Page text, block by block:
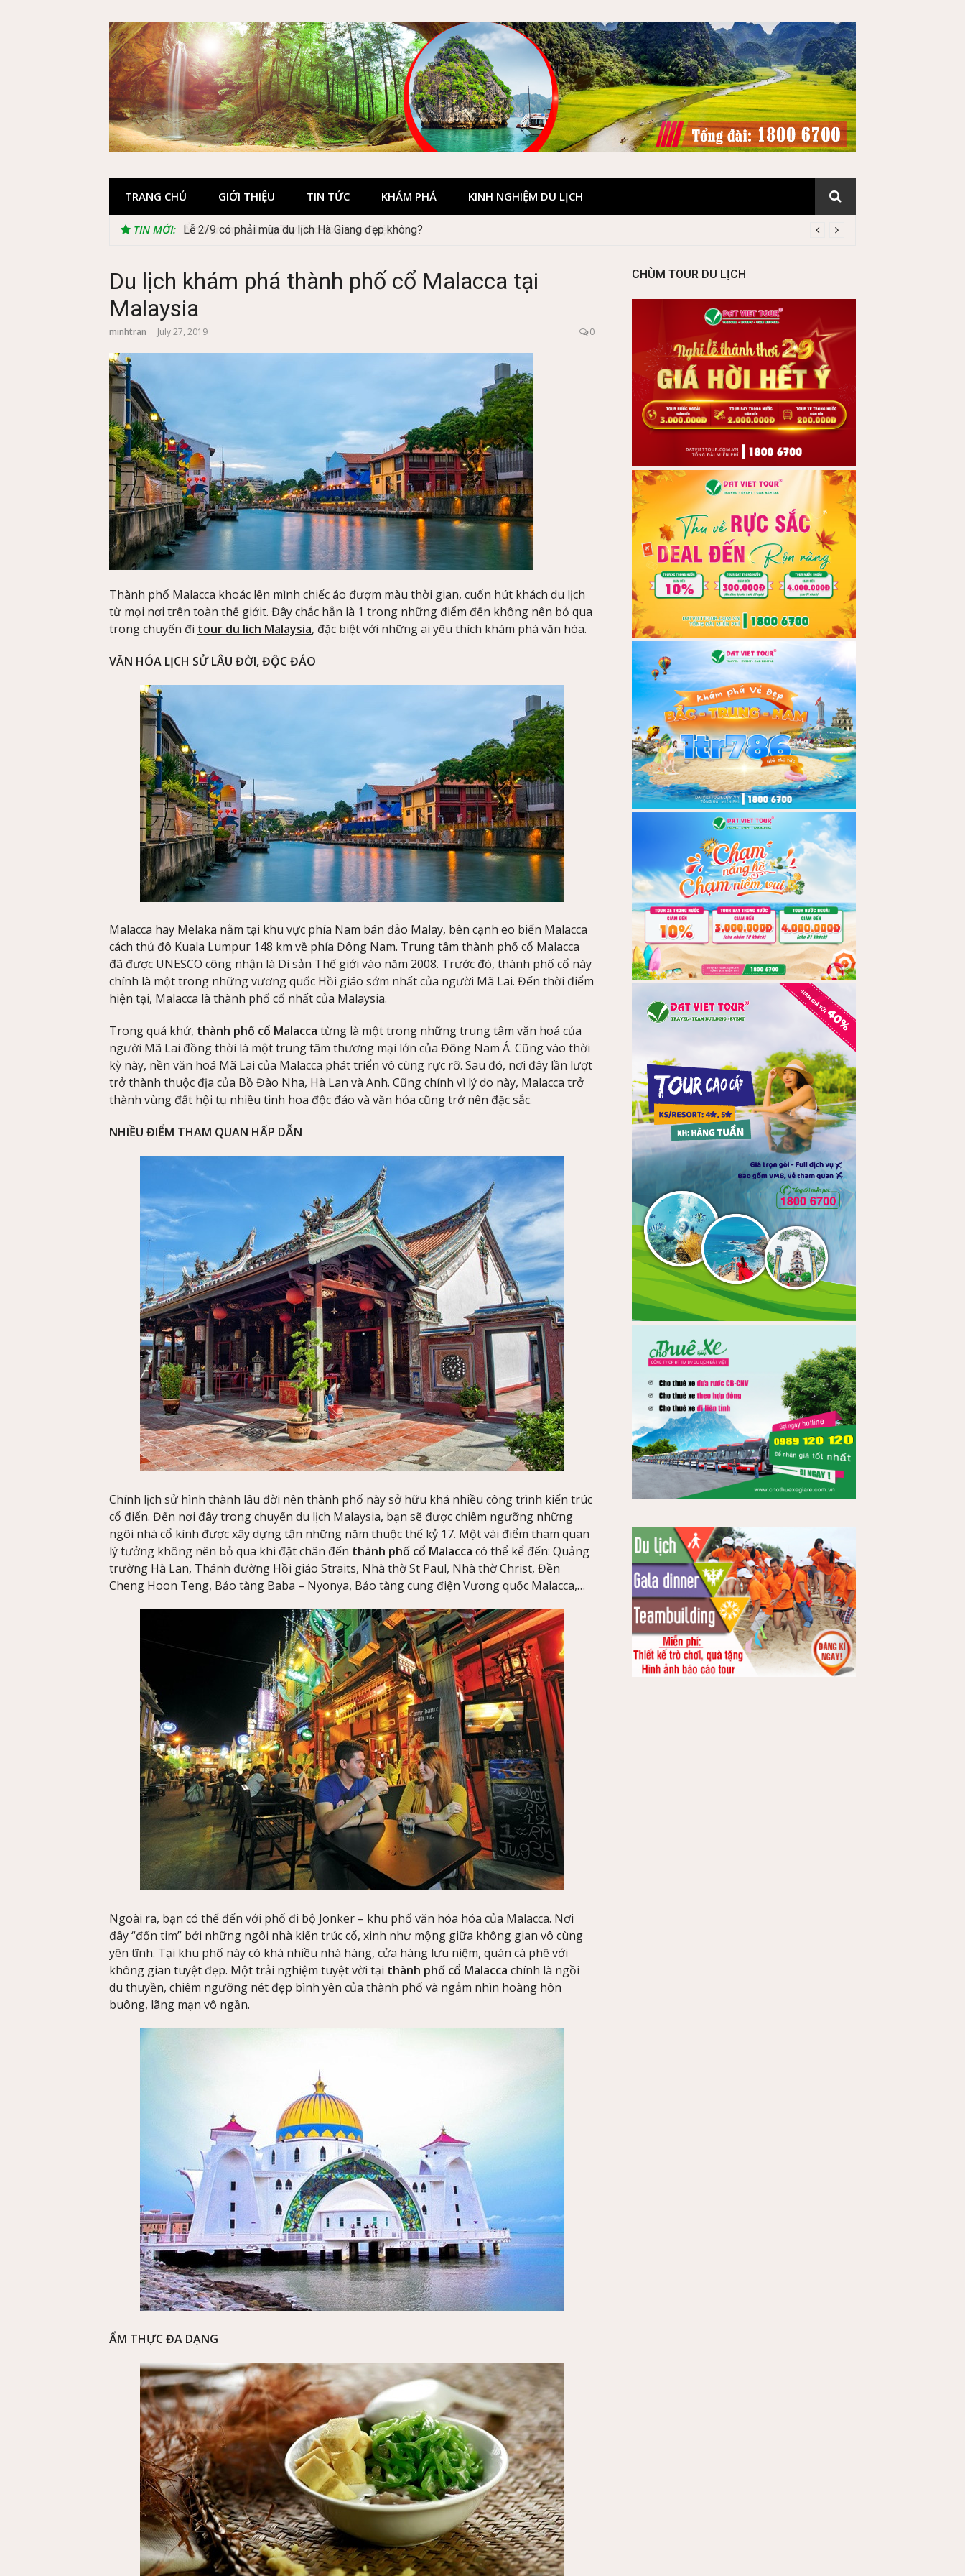
TRANG CHỦ GIỚI THIỆU TIN TỨC KHÁM PHÁ KINH NGHIỆM DU LỊCH
TIN MỚI: Lễ 2/9 có phải mùa du lịch Hà Giang đẹp không?
Du lịch khám phá thành phố cổ Malacca tại
Malaysia
minhtran July 27, 2019 0
Thành phố Malacca khoác lên mình chiếc áo đượm màu thời gian, cuốn hút khách du lịch
từ mọi nơi trên toàn thế giớit. Đây chắc hẳn là 1 trong những điểm đến không nên bỏ qua
trong chuyến đi tour du lich Malaysia, đặc biệt với những ai yêu thích khám phá văn hóa.
VĂN HÓA LỊCH SỬ LÂU ĐỜI, ĐỘC ĐÁO
Malacca hay Melaka nằm tại khu vực phía Nam bán đảo Malay, bên cạnh eo biển Malacca
cách thủ đô Kuala Lumpur 148 km về phía Đông Nam. Trung tâm thành phố cổ Malacca
đã được UNESCO công nhận là Di sản Thế giới vào năm 2008. Trước đó, thành phố cổ này
chính là một trong những vương quốc Hồi giáo sớm nhất của người Mã Lai. Đến thời điểm
hiện tại, Malacca là thành phố cổ nhất của Malaysia.
Trong quá khứ, thành phố cổ Malacca từng là một trong những trung tâm văn hoá của
người Mã Lai đồng thời là một trung tâm thương mại lớn của Đông Nam Á. Cũng vào thời
kỳ này, nền văn hoá Mã Lai của Malacca phát triển vô cùng rực rỡ. Sau đó, nơi đây lần lượt
trở thành thuộc địa của Bồ Đào Nha, Hà Lan và Anh. Cũng chính vì lý do này, Malacca trở
thành vùng đất hội tụ nhiều tinh hoa độc đáo và văn hóa cũng trở nên đặc sắc.
NHIỀU ĐIỂM THAM QUAN HẤP DẪN
Chính lịch sử hình thành lâu đời nên thành phố này sở hữu khá nhiều công trình kiến trúc
cổ điển. Đến nơi đây trong chuyến du lịch Malaysia, bạn sẽ được chiêm ngưỡng những
ngôi nhà cổ kính được xây dựng tận những năm thuộc thế kỷ 17. Một vài điểm tham quan
lý tưởng không nên bỏ qua khi đặt chân đến thành phố cổ Malacca có thể kể đến: Quảng
trường Hà Lan, Thánh đường Hồi giáo Straits, Nhà thờ St Paul, Nhà thờ Christ, Đền
Cheng Hoon Teng, Bảo tàng Baba – Nyonya, Bảo tàng cung điện Vương quốc Malacca,…
Ngoài ra, bạn có thể đến với phố đi bộ Jonker – khu phố văn hóa hóa của Malacca. Nơi
đây “đốn tim” bởi những ngôi nhà kiến trúc cổ, xinh như mộng giữa không gian vô cùng
yên tĩnh. Tại khu phố này có khá nhiều nhà hàng, cửa hàng lưu niệm, quán cà phê với
không gian tuyệt đẹp. Một trải nghiệm tuyệt vời tại thành phố cổ Malacca chính là ngồi
du thuyền, chiêm ngưỡng nét đẹp bình yên của thành phố và ngắm nhìn hoàng hôn
buông, lãng mạn vô ngần.
ẨM THỰC ĐA DẠNG
CHÙM TOUR DU LỊCH